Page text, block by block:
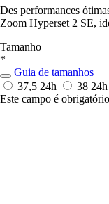
Des performances
Zoom Hyperset 2 SE,
Tamanho
*
Guia de tamanhos
37,5 24h 38 24h
Este campo é obrigatório